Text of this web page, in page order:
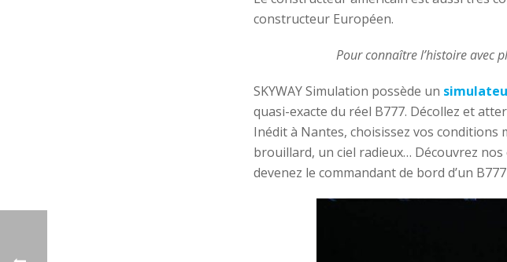
constructeur Européen.
Pour connaître l’histoire avec
SKYWAY Simulation possède un
quasi-exacte du réel B777. Décollez et
Inédit à Nantes, choisissez vos conditions
brouillard, un ciel radieux… Découvrez
devenez le commandant de bord d’un B777